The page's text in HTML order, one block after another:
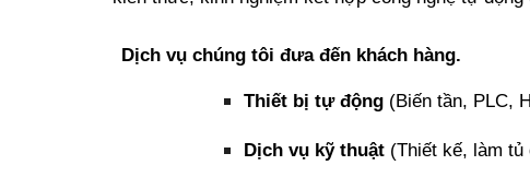
Dịch vụ chúng tôi đưa đến khách hàng.
Thiết bị tự động(Biến tần, PLC,
Dịch vụ kỹ thuật(Thiết kế, làm tủ